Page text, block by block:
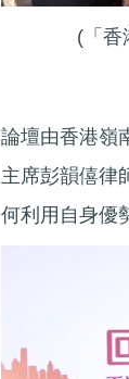
(「香
論壇由香港嶺
主席彭韻僖律
何利用自身優